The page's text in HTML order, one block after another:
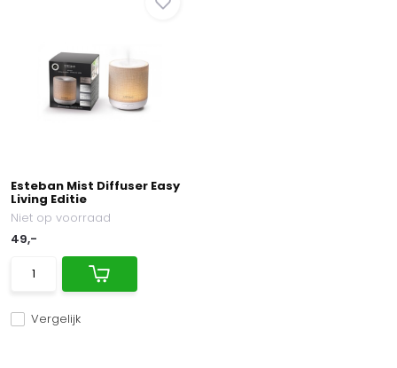
Esteban Mist Diffuser Easy
Living Editie
Vergelijk
Niet op voorraad
49,-